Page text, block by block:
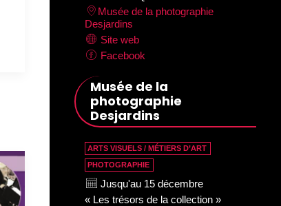
Musée de la photographie
Desjardins
Site web
Facebook
Musée de la
photographie
Desjardins
ARTS VISUELS / MÉTIERS D’ART
PHOTOGRAPHIE
Jusqu'au 15 décembre
« Les trésors de la collection »